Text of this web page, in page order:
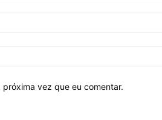
próxima vez que eu comentar.